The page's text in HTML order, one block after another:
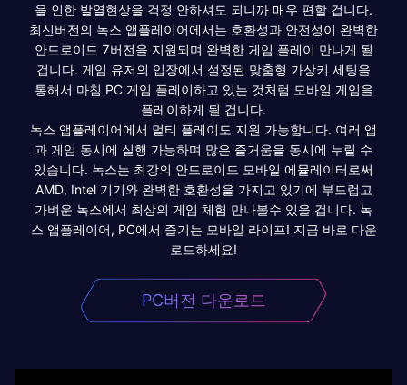
을 인한 발열현상을 걱정 안하셔도 되니까 매우 편할 겁니다.
최신버전의 녹스 앱플레이어에서는 호환성과 안전성이 완벽한
안드로이드 7버전을 지원되며 완벽한 게임 플레이 만나게 될
겁니다. 게임 유저의 입장에서 설정된 맞춤형 가상키 세팅을
통해서 마침 PC 게임 플레이하고 있는 것처럼 모바일 게임을
플레이하게 될 겁니다.
녹스 앱플레이어에서 멀티 플레이도 지원 가능합니다. 여러 앱
과 게임 동시에 실행 가능하며 많은 즐거움을 동시에 누릴 수
있습니다. 녹스는 최강의 안드로이드 모바일 에뮬레이터로써
AMD, Intel 기기와 완벽한 호환성을 가지고 있기에 부드럽고
가벼운 녹스에서 최상의 게임 체험 만나볼수 있을 겁니다. 녹
스 앱플레이어, PC에서 즐기는 모바일 라이프! 지금 바로 다운
로드하세요!
PC버전 다운로드